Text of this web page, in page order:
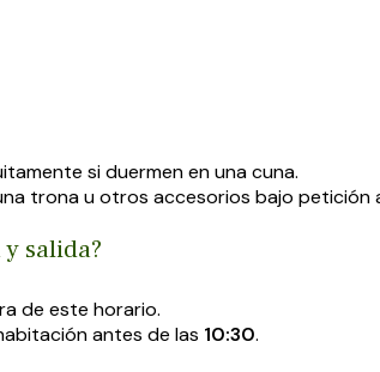
si duermen en una cuna.
trona u otros accesorios bajo petición
salida?
de este horario.
antes de las 10:30.